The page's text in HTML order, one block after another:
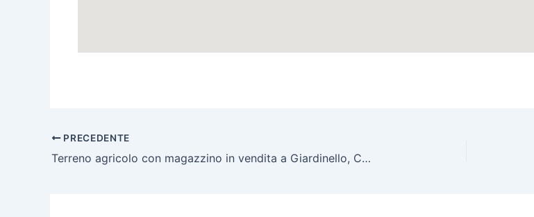
PRECEDENTE
Terreno agricolo con magazzino in vendita a Giardinello, Contrada Cartiera